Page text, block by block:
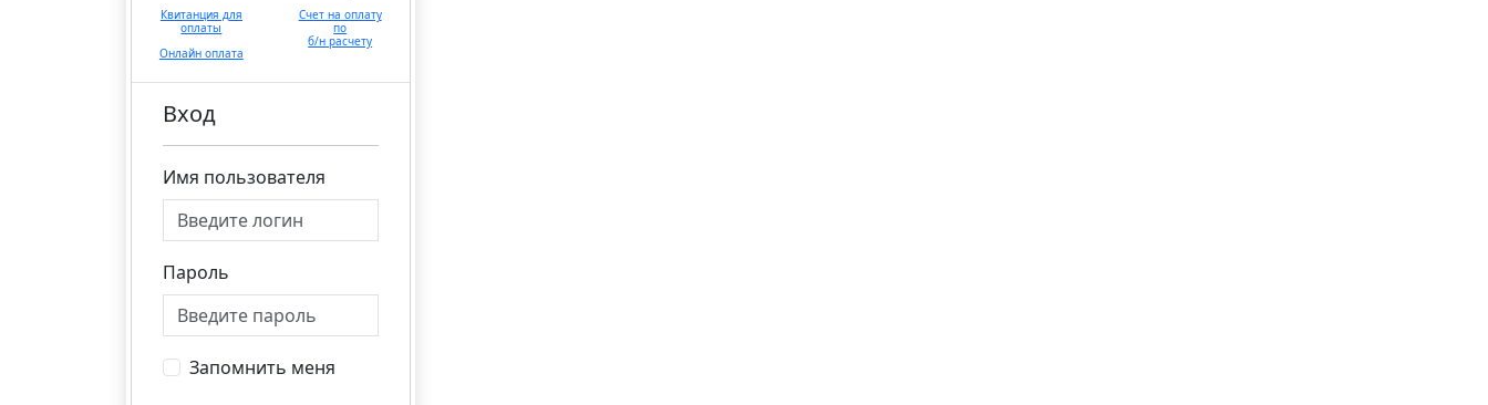
Квитанция для
оплаты
Онлайн оплата
Счет на оплату
по
б/н расчету
Вход
Имя пользователя
Пароль
Запомнить меня